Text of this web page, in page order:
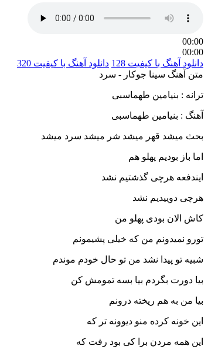
00:00
00:00
دانلود آهنگ با کیفیت 128
دانلود آهنگ با کیفیت 320
متن آهنگ سینا جوکار - سرد
ترانه : بنیامین طهماسبی
آهنگ : بنیامین طهماسبی
بحث میشد قهر میشد شر میشد سرد میشد
اما باز بودیم پهلو هم
ایندفعه هرچی گذشتیم نشد
هرچی دوییدیم نشد
کاش الان بودی پهلو من
تورو نمیدونم من که خیلی پشیمونم
شبیه تو پیدا نشد من تو حال خودم موندم
بیا دورت بگردم بیا بسه تمومش کن
بیا من به هم ریخته درونم
این خونه کرده منو دیوونه تر که
این همه مردن برا کی بود رفت که